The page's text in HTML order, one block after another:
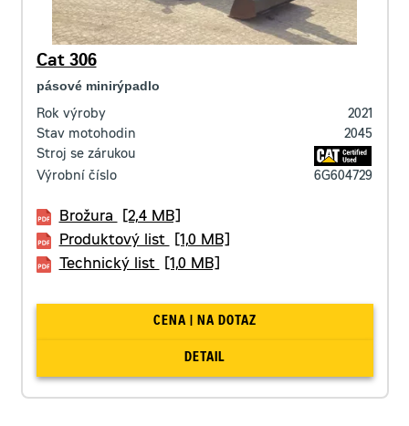
Cat 306
pásové minirýpadlo
Rok výroby
2021
Stav motohodin
2045
Stroj se zárukou
Výrobní číslo
6G604729
Brožura
[2,4 MB]
Produktový list
[1,0 MB]
Technický list
[1,0 MB]
CENA | NA DOTAZ
DETAIL